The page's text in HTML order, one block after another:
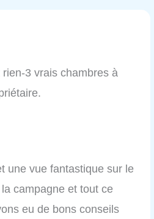
3 vrais chambres à
une vue fantastique sur le
campagne et tout ce
eu de bons conseils